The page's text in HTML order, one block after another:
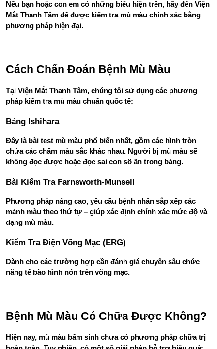
Nếu bạn hoặc con em có những biểu hiện trên, hãy đến Viện
Mắt Thanh Tâm để được kiểm tra mù màu chính xác bằng
phương pháp hiện đại.
Cách Chẩn Đoán Bệnh Mù Màu
Tại Viện Mắt Thanh Tâm, chúng tôi sử dụng các phương
pháp kiểm tra mù màu chuẩn quốc tế:
Bảng Ishihara
Đây là bài test mù màu phổ biến nhất, gồm các hình tròn
chứa các chấm màu sắc khác nhau. Người bị mù màu sẽ
không đọc được hoặc đọc sai con số ẩn trong bảng.
Bài Kiểm Tra Farnsworth-Munsell
Phương pháp nâng cao, yêu cầu bệnh nhân sắp xếp các
mảnh màu theo thứ tự – giúp xác định chính xác mức độ và
dạng mù màu.
Kiểm Tra Điện Võng Mạc (ERG)
Dành cho các trường hợp cần đánh giá chuyên sâu chức
năng tế bào hình nón trên võng mạc.
Bệnh Mù Màu Có Chữa Được Không?
Hiện nay, mù màu bẩm sinh chưa có phương pháp chữa trị